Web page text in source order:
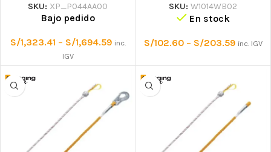
SKU: XP_P044AA00
Bajo pedido
S/1,323.41 – S/1,694.59 inc.
IGV
SKU:W1014WB02
En stock
S/102.60 – S/203.59 inc. IGV